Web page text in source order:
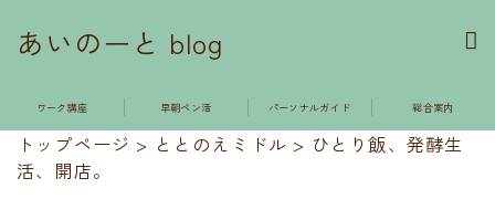
あいのーと blog
ワーク講座 早朝ペン活 パーソナルガイド 総合案内
トップページ > ととのえミドル > ひとり飯、発酵生
活、開店。